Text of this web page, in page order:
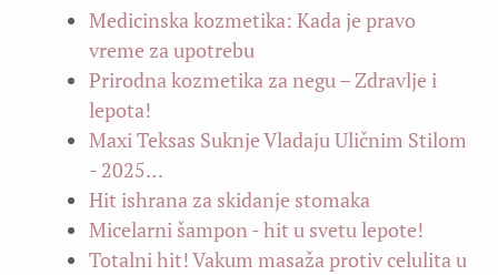
Medicinska kozmetika: Kada je pravo
vreme za upotrebu
Prirodna kozmetika za negu – Zdravlje i
lepota!
Maxi Teksas Suknje Vladaju Uličnim Stilom
- 2025…
Hit ishrana za skidanje stomaka
Micelarni šampon - hit u svetu lepote!
Totalni hit! Vakum masaža protiv celulita u